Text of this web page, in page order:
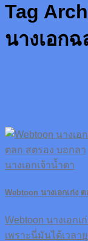
Tag
นางเอก
Webtoon นางเอกเก่ง
Webtoon นางเอก
เพราะนี่มันได้เวลา